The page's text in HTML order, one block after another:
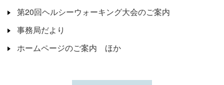
第20回ヘルシーウォーキング大会のご案内
事務局だより
ホームページのご案内 ほか